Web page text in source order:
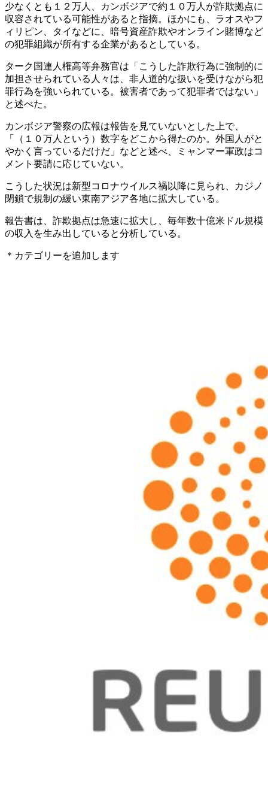
少なくとも１２万人、カンボジアで約１０万人が詐欺拠点に
収容されている可能性があると指摘。ほかにも、ラオスやフ
ィリピン、タイなどに、暗号資産詐欺やオンライン賭博など
の犯罪組織が所有する企業があるとしている。
ターク国連人権高等弁務官は「こうした詐欺行為に強制的に
加担させられている人々は、非人道的な扱いを受けながら犯
罪行為を強いられている。被害者であって犯罪者ではない」
と述べた。
カンボジア警察の広報は報告を見ていないとした上で、
「（１０万人という）数字をどこから得たのか。外国人がと
やかく言っているだけだ」などと述べ、ミャンマー軍政はコ
メント要請に応じていない。
こうした状況は新型コロナウイルス禍以降に見られ、カジノ
閉鎖で規制の緩い東南アジア各地に拡大している。
報告書は、詐欺拠点は急速に拡大し、毎年数十億米ドル規模
の収入を生み出していると分析している。
＊カテゴリーを追加します